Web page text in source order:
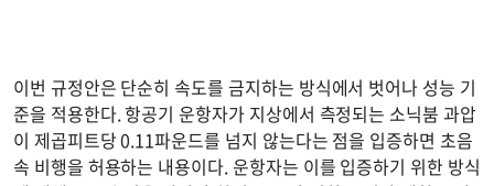
이번 규정안은 단순히 속도를 금지하는 방식에서 벗어나 성능 기
준을 적용한다. 항공기 운항자가 지상에서 측정되는 소닉붐 과압
이 제곱피트당 0.11파운드를 넘지 않는다는 점을 입증하면 초음
속 비행을 허용하는 내용이다. 운항자는 이를 입증하기 위한 방식